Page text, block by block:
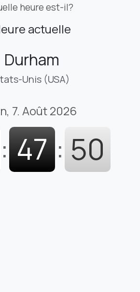
heure est-il?
actuelle
Durham
Unis (USA)
7. Août 2026
: 47 : 51